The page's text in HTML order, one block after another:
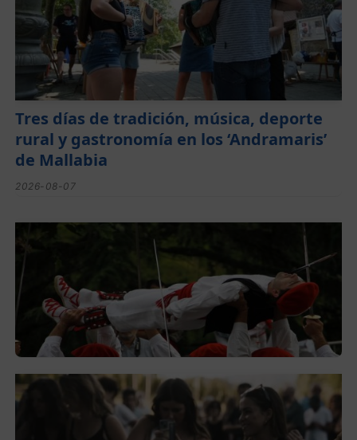
Tres días de tradición, música, deporte
rural y gastronomía en los ‘Andramaris’
de Mallabia
2026-08-07
Lorentzo Deunaren jaiak domekan
hasiko dira Montorran eta Berrizen
2026-08-05